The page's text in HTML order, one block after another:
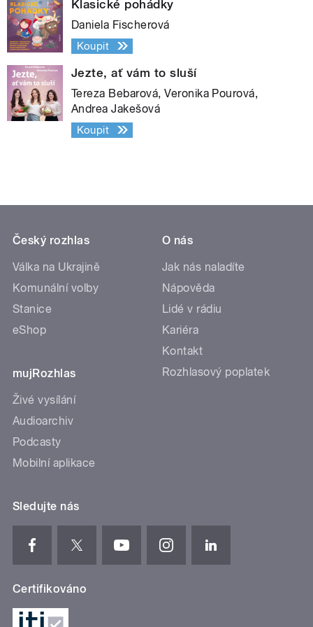
Klasické pohádky
Daniela Fischerová
Koupit
Jezte, ať vám to sluší
Tereza Bebarová, Veronika Pourová,
Andrea Jakešová
Koupit
Český rozhlas
Válka na Ukrajině
Komunální volby
Stanice
eShop
mujRozhlas
Živé vysílání
Audioarchiv
Podcasty
Mobilní aplikace
O nás
Jak nás naladíte
Nápověda
Lidé v rádiu
Kariéra
Kontakt
Rozhlasový poplatek
Sledujte nás
Certifikováno